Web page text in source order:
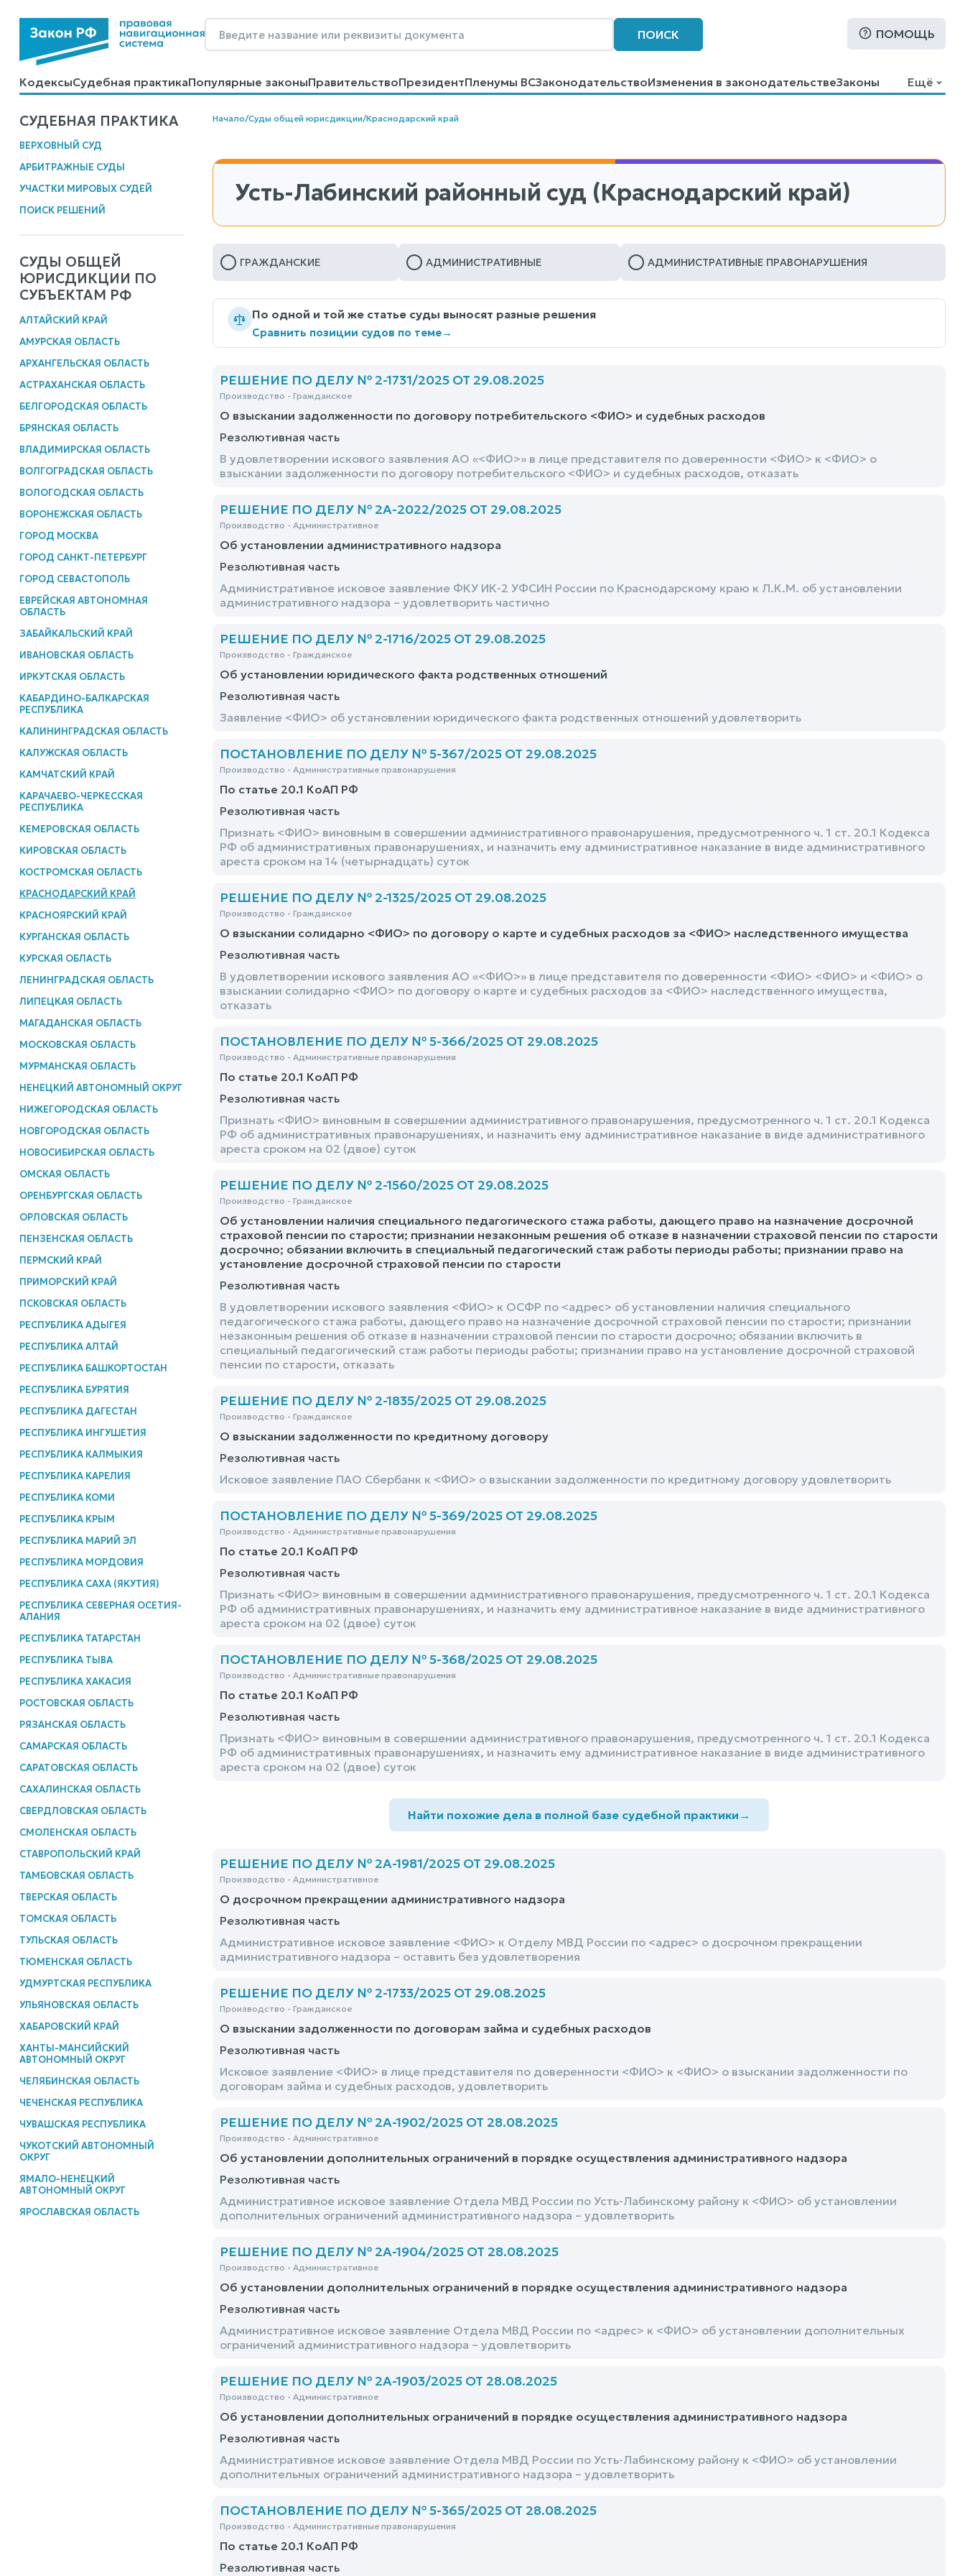
ПОИСК ПОМОЩЬ
КодексыСудебная практикаПопулярные законыПравительствоПрезидентПленумы ВСЗаконодательствоИзменения в законодательствеЗаконы
КалькуляторыСправочные материалыОбразцы договоровКонтактыПомощьПоиск
Ещё
СУДЕБНАЯ ПРАКТИКА
ВЕРХОВНЫЙ СУД
АРБИТРАЖНЫЕ СУДЫ
УЧАСТКИ МИРОВЫХ СУДЕЙ
ПОИСК РЕШЕНИЙ
СУДЫ ОБЩЕЙ
ЮРИСДИКЦИИ ПО
СУБЪЕКТАМ РФ
АЛТАЙСКИЙ КРАЙ
АМУРСКАЯ ОБЛАСТЬ
АРХАНГЕЛЬСКАЯ ОБЛАСТЬ
АСТРАХАНСКАЯ ОБЛАСТЬ
БЕЛГОРОДСКАЯ ОБЛАСТЬ
БРЯНСКАЯ ОБЛАСТЬ
ВЛАДИМИРСКАЯ ОБЛАСТЬ
ВОЛГОГРАДСКАЯ ОБЛАСТЬ
ВОЛОГОДСКАЯ ОБЛАСТЬ
ВОРОНЕЖСКАЯ ОБЛАСТЬ
ГОРОД МОСКВА
ГОРОД САНКТ-ПЕТЕРБУРГ
ГОРОД СЕВАСТОПОЛЬ
ЕВРЕЙСКАЯ АВТОНОМНАЯ
ОБЛАСТЬ
ЗАБАЙКАЛЬСКИЙ КРАЙ
ИВАНОВСКАЯ ОБЛАСТЬ
ИРКУТСКАЯ ОБЛАСТЬ
КАБАРДИНО-БАЛКАРСКАЯ
РЕСПУБЛИКА
КАЛИНИНГРАДСКАЯ ОБЛАСТЬ
КАЛУЖСКАЯ ОБЛАСТЬ
КАМЧАТСКИЙ КРАЙ
КАРАЧАЕВО-ЧЕРКЕССКАЯ
РЕСПУБЛИКА
КЕМЕРОВСКАЯ ОБЛАСТЬ
КИРОВСКАЯ ОБЛАСТЬ
КОСТРОМСКАЯ ОБЛАСТЬ
КРАСНОДАРСКИЙ КРАЙ
КРАСНОЯРСКИЙ КРАЙ
КУРГАНСКАЯ ОБЛАСТЬ
КУРСКАЯ ОБЛАСТЬ
ЛЕНИНГРАДСКАЯ ОБЛАСТЬ
ЛИПЕЦКАЯ ОБЛАСТЬ
МАГАДАНСКАЯ ОБЛАСТЬ
МОСКОВСКАЯ ОБЛАСТЬ
МУРМАНСКАЯ ОБЛАСТЬ
НЕНЕЦКИЙ АВТОНОМНЫЙ ОКРУГ
НИЖЕГОРОДСКАЯ ОБЛАСТЬ
НОВГОРОДСКАЯ ОБЛАСТЬ
НОВОСИБИРСКАЯ ОБЛАСТЬ
ОМСКАЯ ОБЛАСТЬ
ОРЕНБУРГСКАЯ ОБЛАСТЬ
ОРЛОВСКАЯ ОБЛАСТЬ
ПЕНЗЕНСКАЯ ОБЛАСТЬ
ПЕРМСКИЙ КРАЙ
ПРИМОРСКИЙ КРАЙ
ПСКОВСКАЯ ОБЛАСТЬ
РЕСПУБЛИКА АДЫГЕЯ
РЕСПУБЛИКА АЛТАЙ
РЕСПУБЛИКА БАШКОРТОСТАН
РЕСПУБЛИКА БУРЯТИЯ
РЕСПУБЛИКА ДАГЕСТАН
РЕСПУБЛИКА ИНГУШЕТИЯ
РЕСПУБЛИКА КАЛМЫКИЯ
РЕСПУБЛИКА КАРЕЛИЯ
РЕСПУБЛИКА КОМИ
РЕСПУБЛИКА КРЫМ
РЕСПУБЛИКА МАРИЙ ЭЛ
РЕСПУБЛИКА МОРДОВИЯ
РЕСПУБЛИКА САХА (ЯКУТИЯ)
РЕСПУБЛИКА СЕВЕРНАЯ ОСЕТИЯ-
АЛАНИЯ
РЕСПУБЛИКА ТАТАРСТАН
РЕСПУБЛИКА ТЫВА
РЕСПУБЛИКА ХАКАСИЯ
РОСТОВСКАЯ ОБЛАСТЬ
РЯЗАНСКАЯ ОБЛАСТЬ
САМАРСКАЯ ОБЛАСТЬ
САРАТОВСКАЯ ОБЛАСТЬ
САХАЛИНСКАЯ ОБЛАСТЬ
СВЕРДЛОВСКАЯ ОБЛАСТЬ
СМОЛЕНСКАЯ ОБЛАСТЬ
СТАВРОПОЛЬСКИЙ КРАЙ
ТАМБОВСКАЯ ОБЛАСТЬ
ТВЕРСКАЯ ОБЛАСТЬ
ТОМСКАЯ ОБЛАСТЬ
ТУЛЬСКАЯ ОБЛАСТЬ
ТЮМЕНСКАЯ ОБЛАСТЬ
УДМУРТСКАЯ РЕСПУБЛИКА
УЛЬЯНОВСКАЯ ОБЛАСТЬ
ХАБАРОВСКИЙ КРАЙ
ХАНТЫ-МАНСИЙСКИЙ
АВТОНОМНЫЙ ОКРУГ
ЧЕЛЯБИНСКАЯ ОБЛАСТЬ
ЧЕЧЕНСКАЯ РЕСПУБЛИКА
ЧУВАШСКАЯ РЕСПУБЛИКА
ЧУКОТСКИЙ АВТОНОМНЫЙ
ОКРУГ
ЯМАЛО-НЕНЕЦКИЙ
АВТОНОМНЫЙ ОКРУГ
ЯРОСЛАВСКАЯ ОБЛАСТЬ
Начало/Суды общей юрисдикции/Краснодарский край
Усть-Лабинский районный суд (Краснодарский край)
ГРАЖДАНСКИЕ АДМИНИСТРАТИВНЫЕ АДМИНИСТРАТИВНЫЕ ПРАВОНАРУШЕНИЯ
По одной и той же статье суды выносят разные решения
Сравнить позиции судов по теме→
РЕШЕНИЕ ПО ДЕЛУ № 2-1731/2025 ОТ 29.08.2025
Производство - Гражданское
О взыскании задолженности по договору потребительского <ФИО> и судебных расходов
Резолютивная часть
В удовлетворении искового заявления АО «<ФИО>» в лице представителя по доверенности <ФИО> к <ФИО> о
взыскании задолженности по договору потребительского <ФИО> и судебных расходов, отказать
РЕШЕНИЕ ПО ДЕЛУ № 2А-2022/2025 ОТ 29.08.2025
Производство - Административное
Об установлении административного надзора
Резолютивная часть
Административное исковое заявление ФКУ ИК-2 УФСИН России по Краснодарскому краю к Л.К.М. об установлении
административного надзора – удовлетворить частично
РЕШЕНИЕ ПО ДЕЛУ № 2-1716/2025 ОТ 29.08.2025
Производство - Гражданское
Об установлении юридического факта родственных отношений
Резолютивная часть
Заявление <ФИО> об установлении юридического факта родственных отношений удовлетворить
ПОСТАНОВЛЕНИЕ ПО ДЕЛУ № 5-367/2025 ОТ 29.08.2025
Производство - Административные правонарушения
По статье 20.1 КоАП РФ
Резолютивная часть
Признать <ФИО> виновным в совершении административного правонарушения, предусмотренного ч. 1 ст. 20.1 Кодекса
РФ об административных правонарушениях, и назначить ему административное наказание в виде административного
ареста сроком на 14 (четырнадцать) суток
РЕШЕНИЕ ПО ДЕЛУ № 2-1325/2025 ОТ 29.08.2025
Производство - Гражданское
О взыскании солидарно <ФИО> по договору о карте и судебных расходов за <ФИО> наследственного имущества
Резолютивная часть
В удовлетворении искового заявления АО «<ФИО>» в лице представителя по доверенности <ФИО> <ФИО> и <ФИО> о
взыскании солидарно <ФИО> по договору о карте и судебных расходов за <ФИО> наследственного имущества,
отказать
ПОСТАНОВЛЕНИЕ ПО ДЕЛУ № 5-366/2025 ОТ 29.08.2025
Производство - Административные правонарушения
По статье 20.1 КоАП РФ
Резолютивная часть
Признать <ФИО> виновным в совершении административного правонарушения, предусмотренного ч. 1 ст. 20.1 Кодекса
РФ об административных правонарушениях, и назначить ему административное наказание в виде административного
ареста сроком на 02 (двое) суток
РЕШЕНИЕ ПО ДЕЛУ № 2-1560/2025 ОТ 29.08.2025
Производство - Гражданское
Об установлении наличия специального педагогического стажа работы, дающего право на назначение досрочной
страховой пенсии по старости; признании незаконным решения об отказе в назначении страховой пенсии по старости
досрочно; обязании включить в специальный педагогический стаж работы периоды работы; признании право на
установление досрочной страховой пенсии по старости
Резолютивная часть
В удовлетворении искового заявления <ФИО> к ОСФР по <адрес> об установлении наличия специального
педагогического стажа работы, дающего право на назначение досрочной страховой пенсии по старости; признании
незаконным решения об отказе в назначении страховой пенсии по старости досрочно; обязании включить в
специальный педагогический стаж работы периоды работы; признании право на установление досрочной страховой
пенсии по старости, отказать
РЕШЕНИЕ ПО ДЕЛУ № 2-1835/2025 ОТ 29.08.2025
Производство - Гражданское
О взыскании задолженности по кредитному договору
Резолютивная часть
Исковое заявление ПАО Сбербанк к <ФИО> о взыскании задолженности по кредитному договору удовлетворить
ПОСТАНОВЛЕНИЕ ПО ДЕЛУ № 5-369/2025 ОТ 29.08.2025
Производство - Административные правонарушения
По статье 20.1 КоАП РФ
Резолютивная часть
Признать <ФИО> виновным в совершении административного правонарушения, предусмотренного ч. 1 ст. 20.1 Кодекса
РФ об административных правонарушениях, и назначить ему административное наказание в виде административного
ареста сроком на 02 (двое) суток
ПОСТАНОВЛЕНИЕ ПО ДЕЛУ № 5-368/2025 ОТ 29.08.2025
Производство - Административные правонарушения
По статье 20.1 КоАП РФ
Резолютивная часть
Признать <ФИО> виновным в совершении административного правонарушения, предусмотренного ч. 1 ст. 20.1 Кодекса
РФ об административных правонарушениях, и назначить ему административное наказание в виде административного
ареста сроком на 02 (двое) суток
Найти похожие дела в полной базе судебной практики →
РЕШЕНИЕ ПО ДЕЛУ № 2А-1981/2025 ОТ 29.08.2025
Производство - Административное
О досрочном прекращении административного надзора
Резолютивная часть
Административное исковое заявление <ФИО> к Отделу МВД России по <адрес> о досрочном прекращении
административного надзора – оставить без удовлетворения
РЕШЕНИЕ ПО ДЕЛУ № 2-1733/2025 ОТ 29.08.2025
Производство - Гражданское
О взыскании задолженности по договорам займа и судебных расходов
Резолютивная часть
Исковое заявление <ФИО> в лице представителя по доверенности <ФИО> к <ФИО> о взыскании задолженности по
договорам займа и судебных расходов, удовлетворить
РЕШЕНИЕ ПО ДЕЛУ № 2А-1902/2025 ОТ 28.08.2025
Производство - Административное
Об установлении дополнительных ограничений в порядке осуществления административного надзора
Резолютивная часть
Административное исковое заявление Отдела МВД России по Усть-Лабинскому району к <ФИО> об установлении
дополнительных ограничений административного надзора – удовлетворить
РЕШЕНИЕ ПО ДЕЛУ № 2А-1904/2025 ОТ 28.08.2025
Производство - Административное
Об установлении дополнительных ограничений в порядке осуществления административного надзора
Резолютивная часть
Административное исковое заявление Отдела МВД России по <адрес> к <ФИО> об установлении дополнительных
ограничений административного надзора – удовлетворить
РЕШЕНИЕ ПО ДЕЛУ № 2А-1903/2025 ОТ 28.08.2025
Производство - Административное
Об установлении дополнительных ограничений в порядке осуществления административного надзора
Резолютивная часть
Административное исковое заявление Отдела МВД России по Усть-Лабинскому району к <ФИО> об установлении
дополнительных ограничений административного надзора – удовлетворить
ПОСТАНОВЛЕНИЕ ПО ДЕЛУ № 5-365/2025 ОТ 28.08.2025
Производство - Административные правонарушения
По статье 20.1 КоАП РФ
Резолютивная часть